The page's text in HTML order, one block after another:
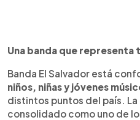
Una banda que representa
Banda El Salvador está
niños, niñas y jóvenes
distintos puntos del país. La
consolidado como uno de